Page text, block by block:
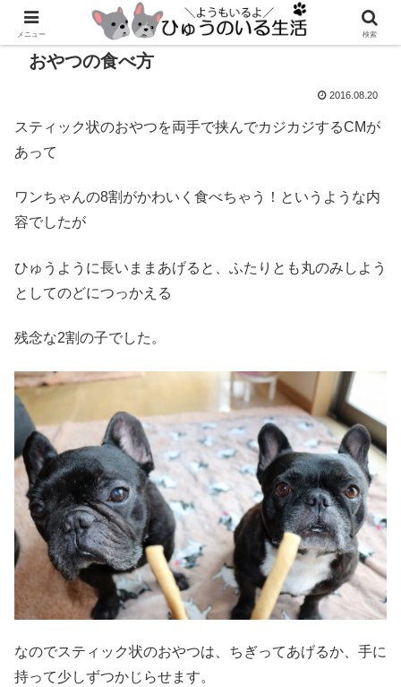
おやつの食べ方
2016.08.20
スティック状のおやつを両手で挟んでカジカジするCMが
あって
ワンちゃんの8割がかわいく食べちゃう！というような内
容でしたが
ひゅうように長いままあげると、ふたりとも丸のみしよう
としてのどにつっかえる
残念な2割の子でした。
なのでスティック状のおやつは、ちぎってあげるか、手に
持って少しずつかじらせます。
メニュー 検索